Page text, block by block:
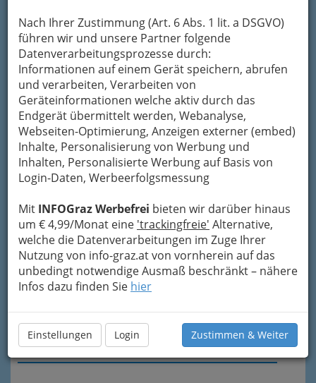
Nach Ihrer Zustimmung (Art. 6 Abs. 1 lit. a DSGVO)
führen wir und unsere Partner folgende
Datenverarbeitungsprozesse durch:
Informationen auf einem Gerät speichern, abrufen
und verarbeiten, Verarbeiten von
Geräteinformationen welche aktiv durch das
Endgerät übermittelt werden, Webanalyse,
Webseiten-Optimierung, Anzeigen externer (embed)
Inhalte, Personalisierung von Werbung und
Inhalten, Personalisierte Werbung auf Basis von
Login-Daten, Werbeerfolgsmessung
Mit INFOGraz Werbefrei bieten wir darüber hinaus
um € 4,99/Monat eine 'trackingfreie' Alternative,
welche die Datenverarbeitungen im Zuge Ihrer
Nutzung von info-graz.at von vornherein auf das
unbedingt notwendige Ausmaß beschränkt – nähere
Infos dazu finden Sie hier
Einstellungen Login Zustimmen & Weiter
Meine Email Adresse
Mein Betreff
Meine Nachricht
Meine Nachricht senden